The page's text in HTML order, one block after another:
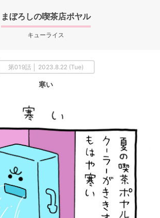
まぼろしの喫茶店ポヤル
キューライス
第019話 │ 2023.8.22 (Tue)
寒い